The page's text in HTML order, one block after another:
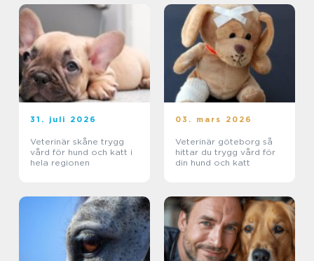
31. juli 2026
Veterinär skåne trygg
vård för hund och katt i
hela regionen
03. mars 2026
Veterinär göteborg så
hittar du trygg vård för
din hund och katt